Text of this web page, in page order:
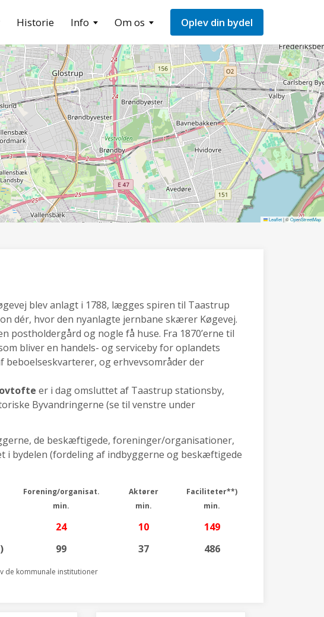
Historie Info Om os Oplev din bydel
Leaflet|©OpenStreetMap
blev anlagt i 1788, lægges spiren til Taastrup
dér, hvor den nyanlagte jernbane skærer Køgevej.
postholdergård og nogle få huse. Fra 1870’erne til
bliver en handels- og serviceby for oplandets
og erhvevsområder der
er i dag omsluttet af Taastrup stationsby,
Byvandringerne (se til venstre under
de beskæftigede, foreninger/organisationer,
i bydelen (fordeling af indbyggerne og beskæftigede
Forening/organisat.
min.
Aktører
min.
Faciliteter**)
min.
24 10 149
99 37 486
de kommunale institutioner